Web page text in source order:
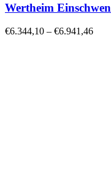
Wertheim
€6.344,10 – €6.941,46